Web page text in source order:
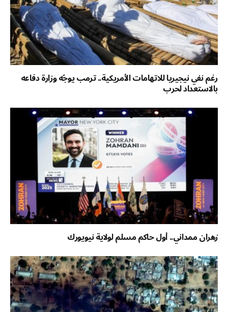
رغم نفي نيجيريا للاتهامات الأمريكية.. ترمب يوجّه وزارة دفاعه
بالاستعداد لحرب
زهران ممداني.. أول حاكم مسلم لولاية نيويورك